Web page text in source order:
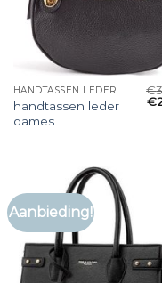
HANDTASSEN LEDER DAMES
handtassen leder
dames
€
€
Aanbieding!